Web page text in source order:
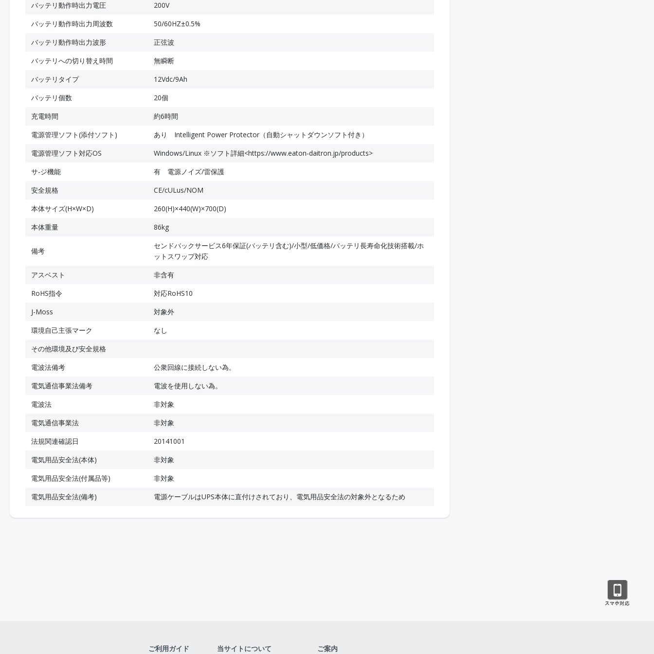
バッテリ動作時出力電圧
200V
バッテリ動作時出力周波数
50/60HZ±0.5%
バッテリ動作時出力波形
正弦波
バッテリへの切り替え時間
無瞬断
バッテリタイプ
12Vdc/9Ah
バッテリ個数
20個
充電時間
約6時間
電源管理ソフト(添付ソフト)
あり Intelligent Power Protector（自動シャットダウンソフト付き）
電源管理ソフト対応OS
Windows/Linux ※ソフト詳細<https://www.eaton-daitron.jp/products>
サ-ジ機能
有 電源ノイズ/雷保護
安全規格
CE/cULus/NOM
本体サイズ(H×W×D)
260(H)×440(W)×700(D)
本体重量
86kg
備考
センドバックサービス6年保証(バッテリ含む)/小型/低価格/バッテリ長寿命化技術搭載/ホ
ットスワップ対応
アスベスト
非含有
RoHS指令
対応RoHS10
J-Moss
対象外
環境自己主張マーク
なし
その他環境及び安全規格
電波法備考
公衆回線に接続しない為。
電気通信事業法備考
電波を使用しない為。
電波法
非対象
電気通信事業法
非対象
法規関連確認日
20141001
電気用品安全法(本体)
非対象
電気用品安全法(付属品等)
非対象
電気用品安全法(備考)
電源ケーブルはUPS本体に直付けされており、電気用品安全法の対象外となるため
ご利用ガイド 当サイトについて ご案内